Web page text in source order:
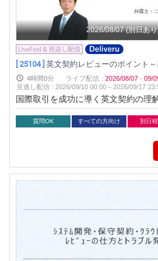
2026/08/07 (別日あ
[ 25104 ] 英文契約レビューのポイント
4時間0分 ライブ配信 : 2026/08/07 · 09/
見逃し配信 :2026/09/10 00:00～2026/09/17
国際取引を成功に導く英文契約の理
イブ配信は、アーカイブ動画を配信
質問OK すべての方向け 別日